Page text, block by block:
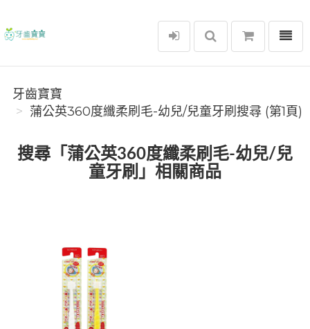
牙齒寶寶
選單
牙齒寶寶
蒲公英360度纖柔刷毛-幼兒/兒童牙刷搜尋 (第1頁)
搜尋「蒲公英360度纖柔刷毛-幼兒/兒
童牙刷」相關商品